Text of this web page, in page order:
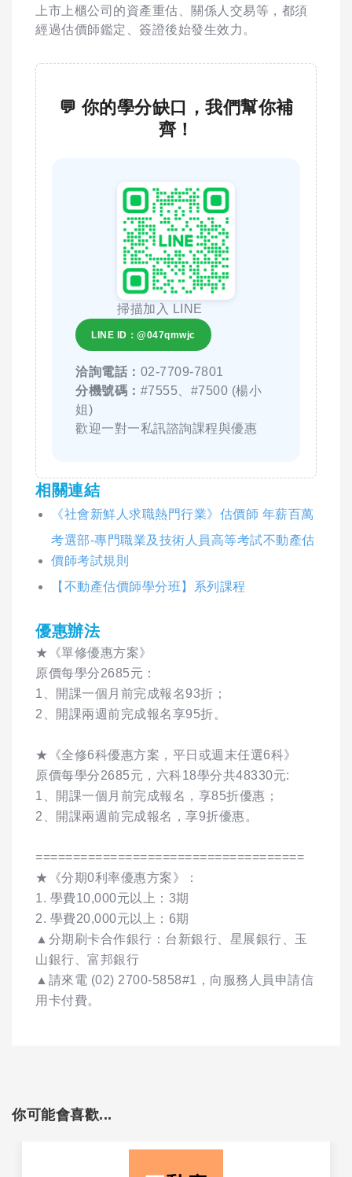
上市上櫃公司的資產重估、關係人交易等，都須
經過估價師鑑定、簽證後始發生效力。
💬 你的學分缺口，我們幫你補
齊！
掃描加入 LINE
LINE ID：@047qmwjc
洽詢電話： 02-7709-7801
分機號碼： #7555、#7500 (楊小
姐)
歡迎一對一私訊諮詢課程與優惠
相關連結
《社會新鮮人求職熱門行業》估價師 年薪百萬
考選部-專門職業及技術人員高等考試不動產估
價師考試規則
【不動產估價師學分班】系列課程
優惠辦法
★《單修優惠方案》
原價每學分2685元：
1、開課一個月前完成報名93折；
2、開課兩週前完成報名享95折。
★《全修6科優惠方案，平日或週末任選6科》
原價每學分2685元，六科18學分共48330元:
1、開課一個月前完成報名，享85折優惠；
2、開課兩週前完成報名，享9折優惠。
====================================
★《分期0利率優惠方案》：
1. 學費10,000元以上：3期
2. 學費20,000元以上：6期
▲分期刷卡合作銀行：台新銀行、星展銀行、玉
山銀行、富邦銀行
▲請來電 (02) 2700-5858#1，向服務人員申請信
用卡付費。
你可能會喜歡...